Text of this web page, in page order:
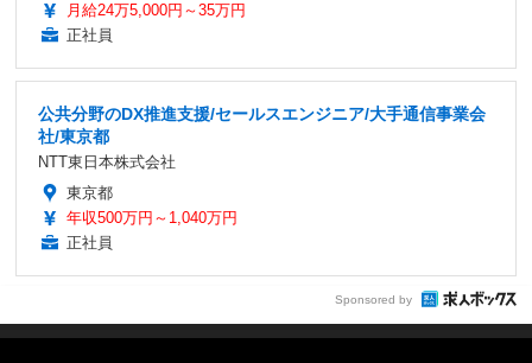
月給24万5,000円～35万円
正社員
公共分野のDX推進支援/セールスエンジニア/大手通信事業会
社/東京都
NTT東日本株式会社
東京都
年収500万円～1,040万円
正社員
Sponsored by